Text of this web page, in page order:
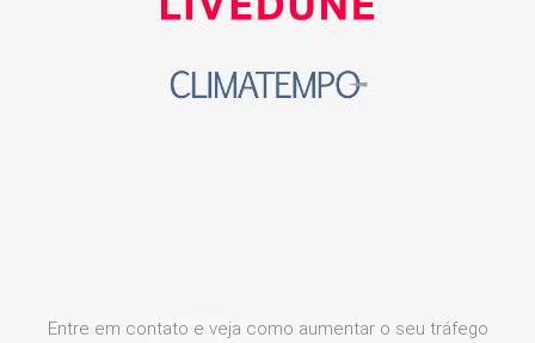
Entre em contato e veja como aumentar o seu tráfego